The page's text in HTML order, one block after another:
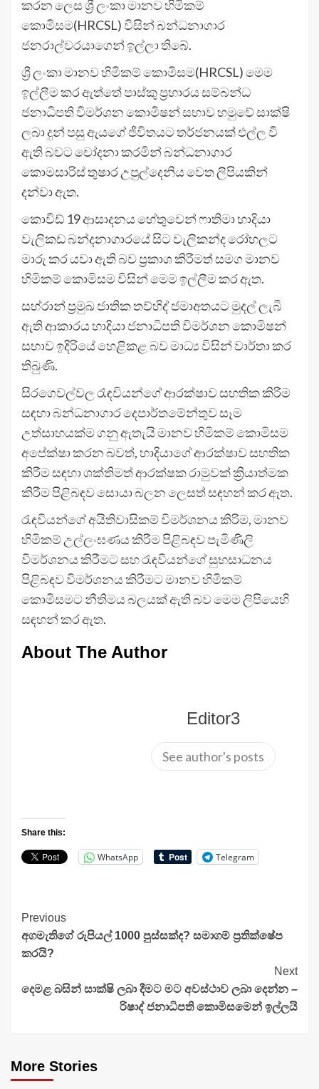
කරන ලෙස ශ්‍රී ලංකා මානව හිමිකම්
කොමිසම(HRCSL) විසින් බන්ධනාගාර
ජනරාල්වරයාගෙන් ඉල්ලා තිබේ.
ශ්‍රී ලංකා මානව හිමිකම් කොමිසම(HRCSL) මෙම
ඉල්ලීම කර ඇත්තේ පාස්කු ප්‍රහාරය සම්බන්ධ
ජනාධිපති විමර්ශන කොමිෂන් සභාව හමුවේ සාක්ෂි
ලබා දුන් පසු ඇයගේ ජීවිතයට තර්ජනයක් එල්ල වී
ඇති බවට චෝදනා කරමින් බන්ධනාගාර
කොමසාරිස් තුෂාර උපුල්දෙනිය වෙත ලිපියකින්
දන්වා ඇත.
කොවිඩ් 19 ආසාදනය හේතුවෙන් ෆාතිමා හාදියා
වැලිකඩ බන්දනාගාරයේ සිට වැලිකන්ද රෝහලට
මාරු කර යවා ඇති බව ප්‍රකාශ කිරීමත් සමග මානව
හිමිකම් කොමිසම විසින් මෙම ඉල්ලීම කර ඇත.
සහ්රාන් ප්‍රමුඛ ජාතික තව්හිද් ජමාඅතයට මුදල් ලැබී
ඇති ආකාරය හාදියා ජනාධිපති විමර්ශන කොමිෂන්
සභාව ඉදිරියේ හෙළිකළ බව මාධ්‍ය විසින් වාර්තා කර
තිබුණි.
සිරගෙවල්වල රැඳවියන්ගේ ආරක්ෂාව සහතික කිරීම
සඳහා බන්ධනාගාර දෙපාර්තමේන්තුව සෑම
උත්සාහයක්ම ගනු ඇතැයි මානව හිමිකම් කොමිසම
අපේක්ෂා කරන බවත්, හාදියාගේ ආරක්ෂාව සහතික
කිරීම සඳහා ශක්තිමත් ආරක්ෂක රාමුවක් ක්‍රියාත්මක
කිරීම පිළිබඳව සොයා බලන ලෙසත් සඳහන් කර ඇත.
රැඳවියන්ගේ අයිතිවාසිකම් විමර්ශනය කිරිම, මානව
හිමිකම් උල්ලංඝණය කිරීම පිළිබඳව පැමිණිලි
විමර්ශනය කිරීමට සහ රැඳවියන්ගේ සුභසාධනය
පිළිබඳව විමර්ශනය කිරීමට මානව හිමිකම්
කොමිසමට නීතිමය බලයක් ඇති බව මෙම ලිපියෙහි
සඳහන් කර ඇත.
About The Author
Editor3
See author's posts
Share this:
WhatsApp Telegram
Continue
Reading
Previous
අගමැතිගේ රුපියල් 1000 පුස්සක්ද? සමාගම් ප්‍රතික්ෂේප
කරයි?
Next
දෙමළ බසින් සාක්ෂි ලබා දීමට මට අවස්ථාව ලබා දෙන්න –
රිෂාද් ජනාධිපති කොමිසමෙන් ඉල්ලයි
More Stories